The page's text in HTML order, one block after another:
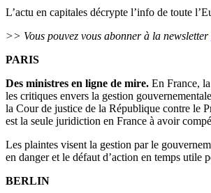
L’actu en capitales décrypte l’info de toute
>> Vous pouvez vous abonner à la newsletter
PARIS
Des ministres en ligne de mire. En France,
les critiques envers la gestion
la Cour de justice de la République contre le
est la seule juridiction en France à avoir
Les plaintes visent la gestion par le
en danger et le défaut d’action en temps utile
BERLIN